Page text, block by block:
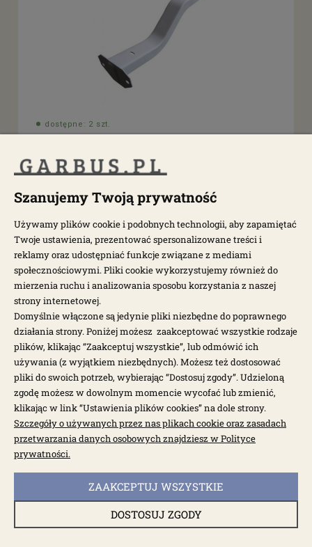
dostępne: 2 szt.
Wspornik/uchwyt zderzaka tylnego T1 Bulik
0019-250
dostępne: 1 szt.
Zderzak przedni biały T1 Bulik 58-67
1 435,00 zł
Szanujemy Twoją prywatność
Używamy plików cookie i podobnych technologii, aby zapamiętać
Twoje ustawienia, prezentować spersonalizowane treści i
reklamy oraz udostępniać funkcje związane z mediami
społecznościowymi. Pliki cookie wykorzystujemy również do
mierzenia ruchu i analizowania sposobu korzystania z naszej
strony internetowej.
Domyślnie włączone są jedynie pliki niezbędne do poprawnego
działania strony. Poniżej możesz zaakceptować wszystkie rodzaje
plików, klikając “Zaakceptuj wszystkie”, lub odmówić ich
używania (z wyjątkiem niezbędnych). Możesz też dostosować
pliki do swoich potrzeb, wybierając “Dostosuj zgody”. Udzieloną
zgodę możesz w dowolnym momencie wycofać lub zmienić,
klikając w link “Ustawienia plików cookies” na dole strony.
Szczegóły o używanych przez nas plikach cookie oraz zasadach
przetwarzania danych osobowych znajdziesz w Polityce
prywatności.
DOSTOSUJ ZGODY
ZAAKCEPTUJ WSZYSTKIE